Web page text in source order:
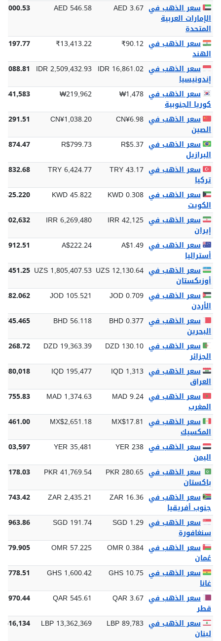
سعر الذهب في
الإمارات العربية
المتحدة
AED 3.67
AED 546.58
سعر الذهب في
الهند
₹90.12
₹13,413.22
سعر الذهب في
إندونيسيا
IDR 16,861.02
IDR 2,509,432.93
سعر الذهب في
كوريا الجنوبية
₩1,478
₩219,962
سعر الذهب في
الصين
CN¥6.98
CN¥1,038.20
سعر الذهب في
البرازيل
R$5.37
R$799.73
سعر الذهب في
تركيا
TRY 43.17
TRY 6,424.77
سعر الذهب في
الكويت
KWD 0.308
KWD 45.822
سعر الذهب في
إيران
IRR 42,125
IRR 6,269,480
سعر الذهب في
أستراليا
A$1.49
A$222.24
سعر الذهب في
أوزبكستان
UZS 12,130.64
UZS 1,805,407.53
سعر الذهب في
الأردن
JOD 0.709
JOD 105.521
سعر الذهب في
البحرين
BHD 0.377
BHD 56.118
سعر الذهب في
الجزائر
DZD 130.10
DZD 19,363.39
سعر الذهب في
العراق
IQD 1,313
IQD 195,477
سعر الذهب في
المغرب
MAD 9.24
MAD 1,374.63
سعر الذهب في
المكسيك
MX$17.81
MX$2,651.18
سعر الذهب في
اليمن
YER 238
YER 35,481
سعر الذهب في
باكستان
PKR 280.65
PKR 41,769.54
سعر الذهب في
جنوب أفريقيا
ZAR 16.36
ZAR 2,435.21
سعر الذهب في
سنغافورة
SGD 1.29
SGD 191.74
5,963.86
سعر الذهب في
عُمان
OMR 0.384
OMR 57.225
سعر الذهب في
غانا
GHS 10.75
GHS 1,600.42
سعر الذهب في
قطر
QAR 3.67
QAR 545.61
سعر الذهب في
لبنان
LBP 89,783
LBP 13,362,369